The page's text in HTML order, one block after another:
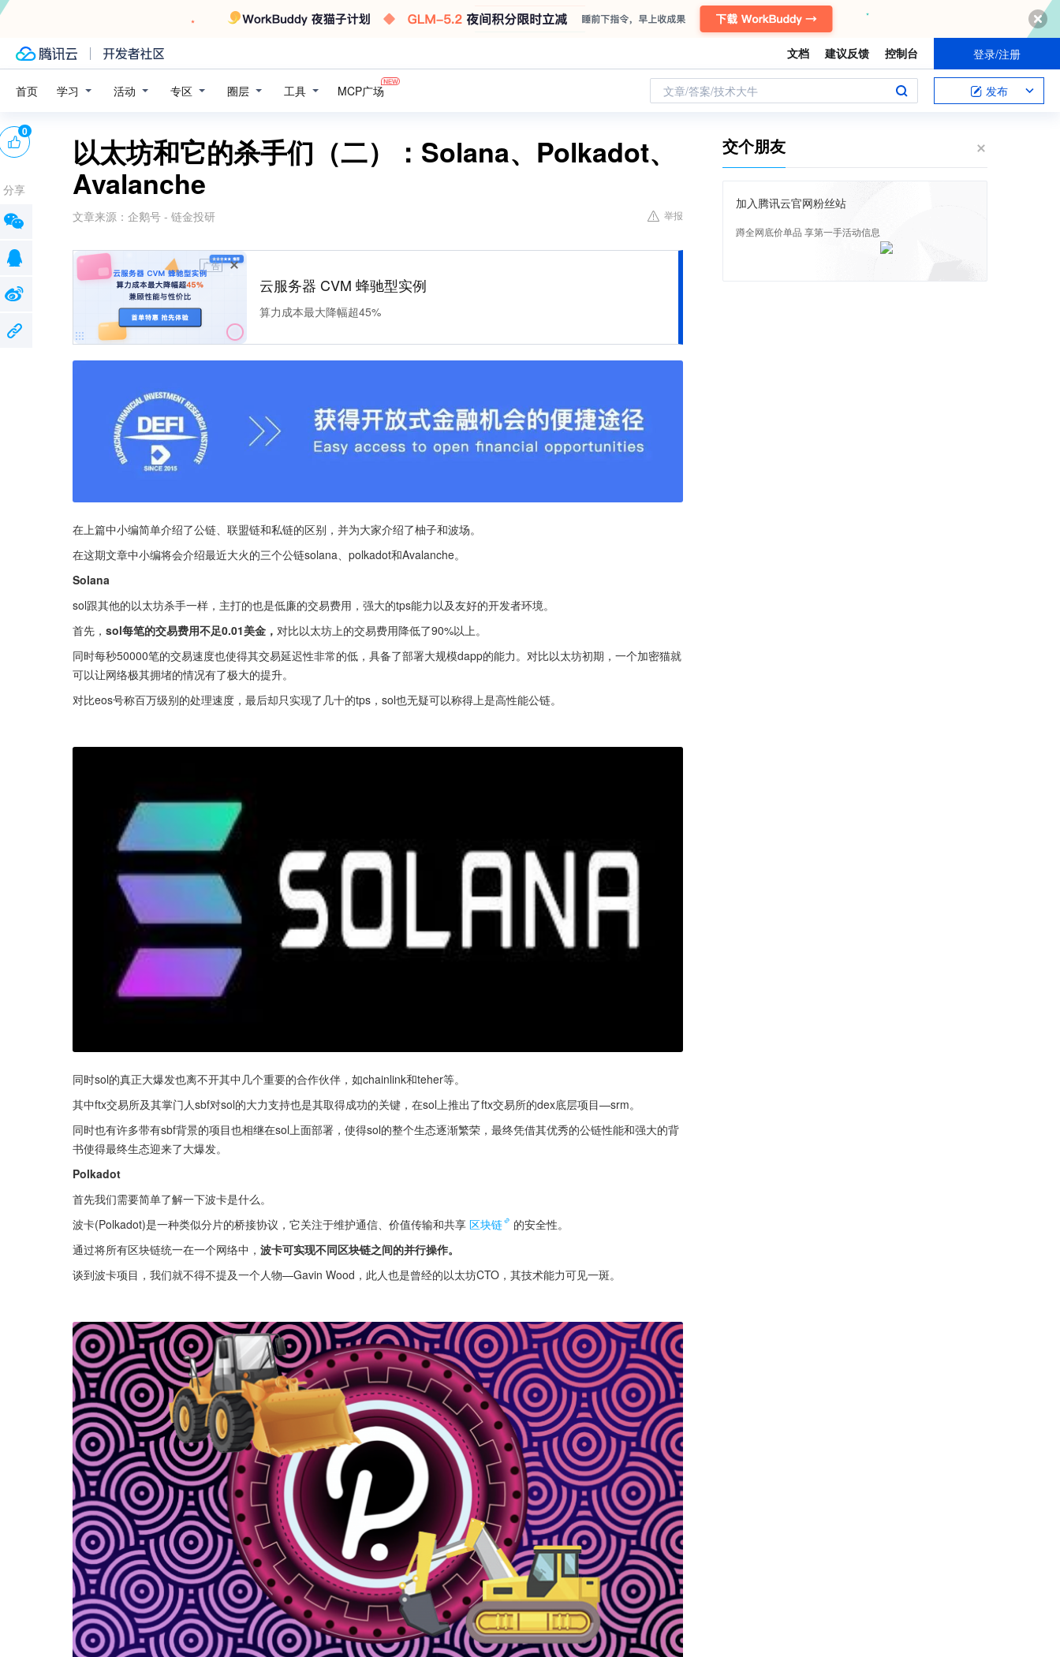
文档 建议反馈 控制台 登录/注册
首页 学习 活动 专区 圈层 工具 MCP广场 文章/答案/技术大牛 发布
以太坊和它的杀手们（二）：Solana、Polkadot、
Avalanche
文章来源： 企鹅号 - 链金投研 举报
广告
云服务器 CVM 蜂驰型实例
算力成本最大降幅超45%
在上篇中小编简单介绍了公链、联盟链和私链的区别，并为大家介绍了柚子和波场。
在这期文章中小编将会介绍最近大火的三个公链solana、polkadot和Avalanche。
Solana
sol跟其他的以太坊杀手一样，主打的也是低廉的交易费用，强大的tps能力以及友好的开发者环境。
首先， sol每笔的交易费用不足0.01美金， 对比以太坊上的交易费用降低了90%以上。
同时每秒50000笔的交易速度也使得其交易延迟性非常的低，具备了部署大规模dapp的能力。对比以太坊初期，一个加密猫就
可以让网络极其拥堵的情况有了极大的提升。
对比eos号称百万级别的处理速度，最后却只实现了几十的tps，sol也无疑可以称得上是高性能公链。
同时sol的真正大爆发也离不开其中几个重要的合作伙伴，如chainlink和teher等。
其中ftx交易所及其掌门人sbf对sol的大力支持也是其取得成功的关键，在sol上推出了ftx交易所的dex底层项目—srm。
同时也有许多带有sbf背景的项目也相继在sol上面部署，使得sol的整个生态逐渐繁荣，最终凭借其优秀的公链性能和强大的背
书使得最终生态迎来了大爆发。
Polkadot
首先我们需要简单了解一下波卡是什么。
波卡(Polkadot)是一种类似分片的桥接协议，它关注于维护通信、价值传输和共享 区块链
的安全性。
通过将所有区块链统一在一个网络中， 波卡可实现不同区块链之间的并行操作。
谈到波卡项目，我们就不得不提及一个人物—Gavin Wood，此人也是曾经的以太坊CTO，其技术能力可见一斑。
0
分享
交个朋友
加入腾讯云官网粉丝站
蹲全网底价单品 享第一手活动信息